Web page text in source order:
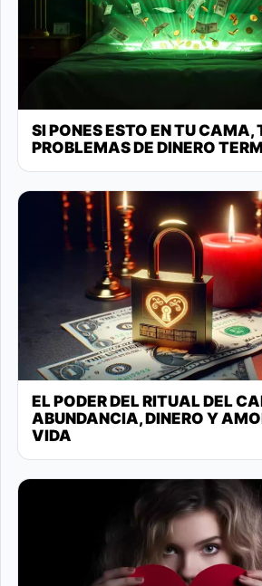
SI PONES ESTO EN TU CAMA,
PROBLEMAS DE DINERO
EL PODER DEL RITUAL DEL
ABUNDANCIA, DINERO Y
VIDA